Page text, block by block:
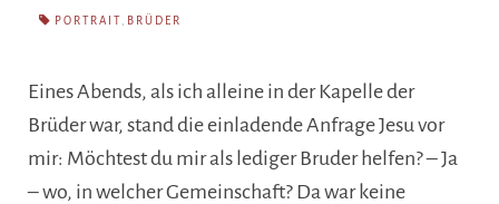
PORTRAIT BRÜDER
Eines Abends, als ich alleine in der Kapelle der
Brüder war, stand die einladende Anfrage Jesu vor
mir: Möchtest du mir als lediger Bruder helfen? – Ja
– wo, in welcher Gemeinschaft? Da war keine